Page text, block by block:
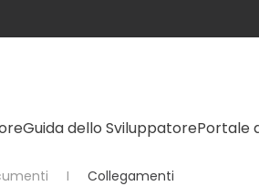
Guida dello SviluppatorePortale
Collegamenti